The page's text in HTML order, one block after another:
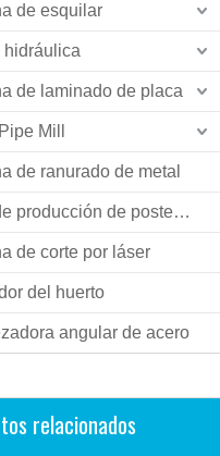
de esquilar
hidráulica
de laminado de placa
Mill
de ranurado de metal
Línea de producción de postes ligeros
de corte por láser
del huerto
angular de acero
relacionados